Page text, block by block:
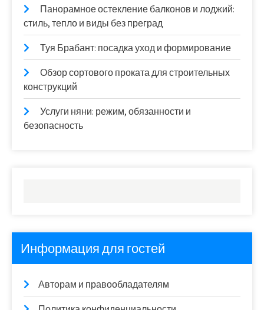
Панорамное остекление балконов и лоджий:
стиль, тепло и виды без преград
Туя Брабант: посадка уход и формирование
Обзор сортового проката для строительных
конструкций
Услуги няни: режим, обязанности и
безопасность
Информация для гостей
Авторам и правообладателям